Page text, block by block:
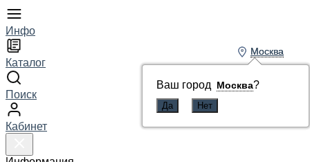
Инфо
Каталог
Поиск
Кабинет
Москва
Ваш город Москва?
Москва
Ваш город Москва?